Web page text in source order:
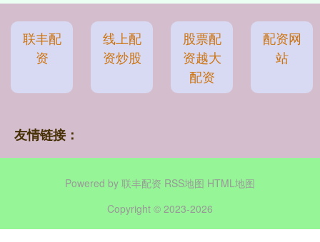
联丰配
资
线上配
资炒股
股票配
资越大
配资
配资网
站
友情链接：
Powered by 联丰配资 RSS地图 HTML地图
Copyright © 2023-2026